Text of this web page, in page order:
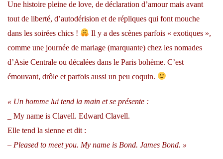
Une histoire pleine de love, de déclaration d’amour mais avant
tout de liberté, d’autodérision et de répliques qui font mouche
dans les soirées chics !
Il y a des scènes parfois « exotiques »,
comme une journée de mariage (marquante) chez les nomades
d’Asie Centrale ou décalées dans le Paris bohème. C’est
émouvant, drôle et parfois aussi un peu coquin.
« Un homme lui tend la main et se présente :
_ My name is Clavell. Edward Clavell.
Elle tend la sienne et dit :
– Pleased to meet you. My name is Bond. James Bond. »